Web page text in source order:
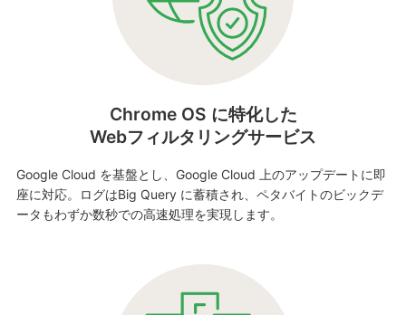
Chrome OS に特化した
Webフィルタリングサービス
Google Cloud を基盤とし、Google Cloud 上のアップデートに即
座に対応。ログはBig Query に蓄積され、ペタバイトのビックデ
ータもわずか数秒での高速処理を実現します。